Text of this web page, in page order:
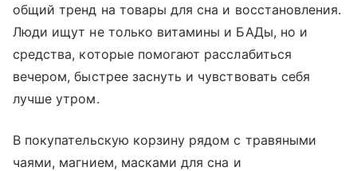
общий тренд на товары для сна и восстановления.
Люди ищут не только витамины и БАДы, но и
средства, которые помогают расслабиться
вечером, быстрее заснуть и чувствовать себя
лучше утром.
В покупательскую корзину рядом с травяными
чаями, магнием, масками для сна и